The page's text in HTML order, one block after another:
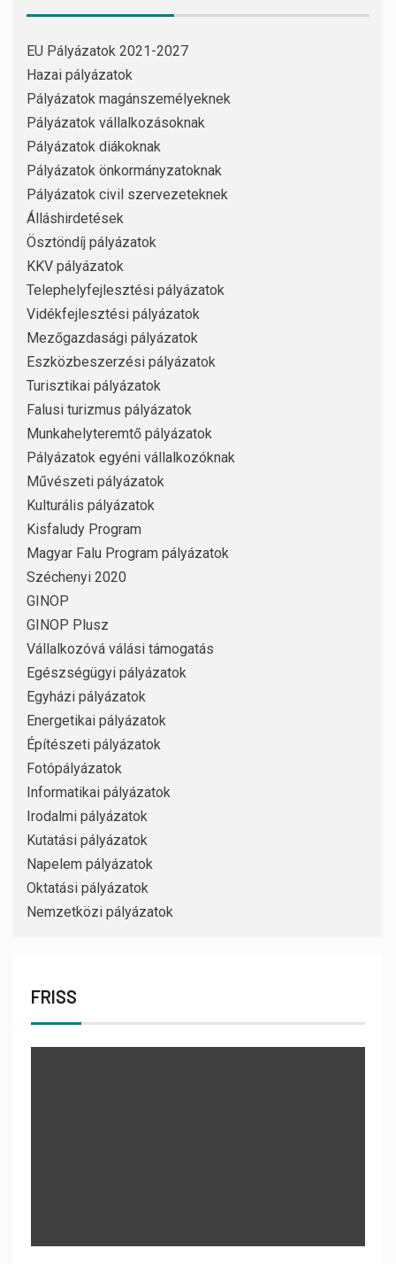
EU Pályázatok 2021-2027
Hazai pályázatok
Pályázatok magánszemélyeknek
Pályázatok vállalkozásoknak
Pályázatok diákoknak
Pályázatok önkormányzatoknak
Pályázatok civil szervezeteknek
Álláshirdetések
Ösztöndíj pályázatok
KKV pályázatok
Telephelyfejlesztési pályázatok
Vidékfejlesztési pályázatok
Mezőgazdasági pályázatok
Eszközbeszerzési pályázatok
Turisztikai pályázatok
Falusi turizmus pályázatok
Munkahelyteremtő pályázatok
Pályázatok egyéni vállalkozóknak
Művészeti pályázatok
Kulturális pályázatok
Kisfaludy Program
Magyar Falu Program pályázatok
Széchenyi 2020
GINOP
GINOP Plusz
Vállalkozóvá válási támogatás
Egészségügyi pályázatok
Egyházi pályázatok
Energetikai pályázatok
Építészeti pályázatok
Fotópályázatok
Informatikai pályázatok
Irodalmi pályázatok
Kutatási pályázatok
Napelem pályázatok
Oktatási pályázatok
Nemzetközi pályázatok
FRISS